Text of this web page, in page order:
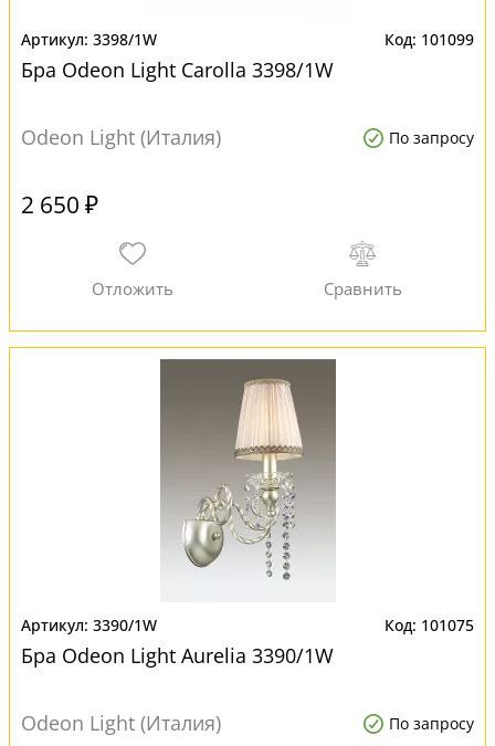
3398/1W 101099
Бра Odeon Light Carolla 3398/1W
Odeon Light (Италия) По запросу
2 650 ₽
3390/1W 101075
Бра Odeon Light Aurelia 3390/1W
Odeon Light (Италия) По запросу